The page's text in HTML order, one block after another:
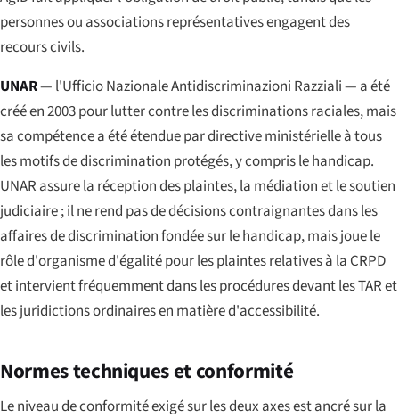
personnes ou associations représentatives engagent des
recours civils.
UNAR— l'Ufficio Nazionale Antidiscriminazioni Razziali— a été
créé en 2003 pour lutter contre les discriminations raciales, mais
sa compétence a été étendue par directive ministérielle à tous
les motifs de discrimination protégés, y compris le handicap.
UNAR assure la réception des plaintes, la médiation et le soutien
judiciaire ; il ne rend pas de décisions contraignantes dans les
affaires de discrimination fondée sur le handicap, mais joue le
rôle d'organisme d'égalité pour les plaintes relatives à la CRPD
et intervient fréquemment dans les procédures devant les TAR et
les juridictions ordinaires en matière d'accessibilité.
Normes techniques et conformité
Le niveau de conformité exigé sur les deux axes est ancré sur la